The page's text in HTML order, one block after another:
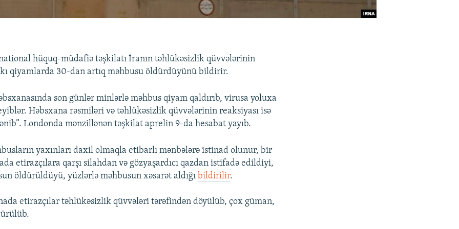
hüquq-müdafiə təşkilatı İranın təhlükəsizlik qüvvələrinin
qiyamlarda 30-dan artıq məhbusu öldürdüyünü bildirir.
son günlər minlərlə məhbus qiyam qaldırıb, virusa yoluxa
Həbsxana rəsmiləri və təhlükəsizlik qüvvələrinin reaksiyası isə
Londonda mənzillənən təşkilat aprelin 9-da hesabat yayıb.
yaxınları daxil olmaqla etibarlı mənbələrə istinad olunur, bir
etirazçılara qarşı silahdan və gözyaşardıcı qazdan istifadə edildiyi,
öldürüldüyü, yüzlərlə məhbusun xəsarət aldığı bildirilir.
etirazçılar təhlükəsizlik qüvvələri tərəfindən döyülüb, çox güman,